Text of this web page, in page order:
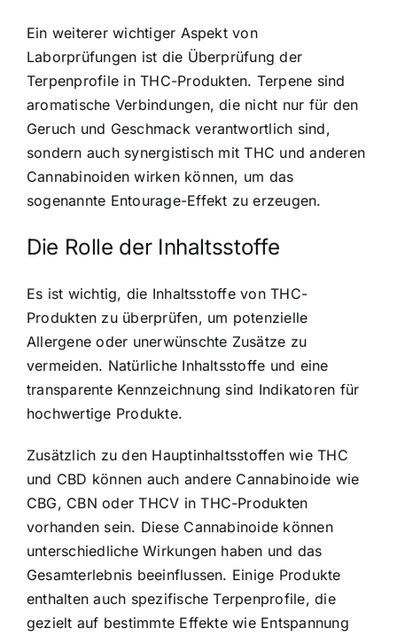
Ein weiterer wichtiger Aspekt von
Laborprüfungen ist die Überprüfung der
Terpenprofile in THC-Produkten. Terpene sind
aromatische Verbindungen, die nicht nur für den
Geruch und Geschmack verantwortlich sind,
sondern auch synergistisch mit THC und anderen
Cannabinoiden wirken können, um das
sogenannte Entourage-Effekt zu erzeugen.
Die Rolle der Inhaltsstoffe
Es ist wichtig, die Inhaltsstoffe von THC-
Produkten zu überprüfen, um potenzielle
Allergene oder unerwünschte Zusätze zu
vermeiden. Natürliche Inhaltsstoffe und eine
transparente Kennzeichnung sind Indikatoren für
hochwertige Produkte.
Zusätzlich zu den Hauptinhaltsstoffen wie THC
und CBD können auch andere Cannabinoide wie
CBG, CBN oder THCV in THC-Produkten
vorhanden sein. Diese Cannabinoide können
unterschiedliche Wirkungen haben und das
Gesamterlebnis beeinflussen. Einige Produkte
enthalten auch spezifische Terpenprofile, die
gezielt auf bestimmte Effekte wie Entspannung